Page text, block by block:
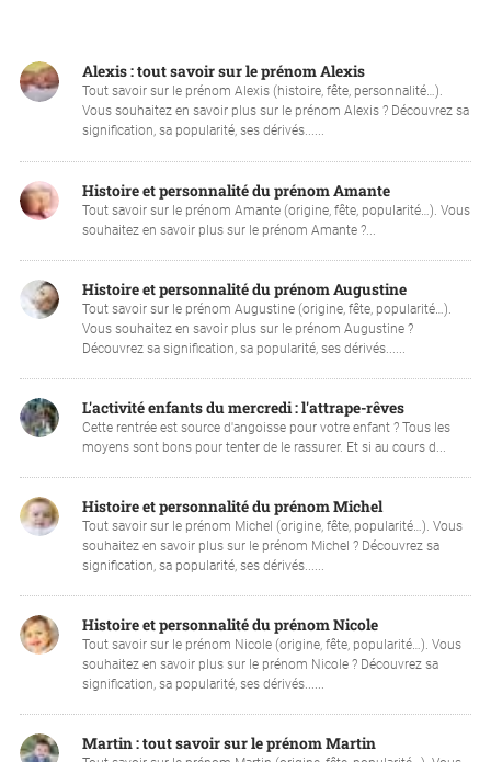
Alexis : tout savoir sur le prénom Alexis
Tout savoir sur le prénom Alexis (histoire, fête, personnalité…).
Vous souhaitez en savoir plus sur le prénom Alexis ? Découvrez sa
signification, sa popularité, ses dérivés......
Histoire et personnalité du prénom Amante
Tout savoir sur le prénom Amante (origine, fête, popularité…). Vous
souhaitez en savoir plus sur le prénom Amante ?...
Histoire et personnalité du prénom Augustine
Tout savoir sur le prénom Augustine (origine, fête, popularité…).
Vous souhaitez en savoir plus sur le prénom Augustine ?
Découvrez sa signification, sa popularité, ses dérivés......
L'activité enfants du mercredi : l'attrape-rêves
Cette rentrée est source d'angoisse pour votre enfant ? Tous les
moyens sont bons pour tenter de le rassurer. Et si au cours d...
Histoire et personnalité du prénom Michel
Tout savoir sur le prénom Michel (origine, fête, popularité…). Vous
souhaitez en savoir plus sur le prénom Michel ? Découvrez sa
signification, sa popularité, ses dérivés......
Histoire et personnalité du prénom Nicole
Tout savoir sur le prénom Nicole (origine, fête, popularité…). Vous
souhaitez en savoir plus sur le prénom Nicole ? Découvrez sa
signification, sa popularité, ses dérivés......
Martin : tout savoir sur le prénom Martin